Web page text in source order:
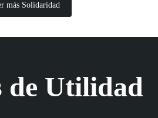
más Solidaridad
de Utilidad